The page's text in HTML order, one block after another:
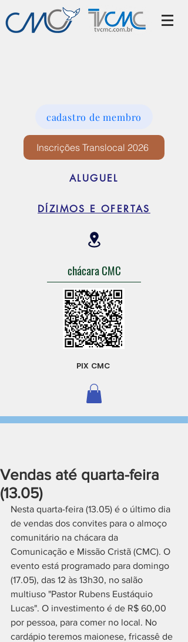
cadastro de membro
Inscrições Translocal 2026
ALUGUEL
DÍZIMOS E OFERTAS
chácara CMC
PIX CMC
Vendas até quarta-feira
(13.05)
Nesta quarta-feira (13.05) é o último dia
de vendas dos convites para o almoço
comunitário na chácara da
Comunicação e Missão Cristã (CMC). O
evento está programado para domingo
(17.05), das 12 às 13h30, no salão
multiuso "Pastor Rubens Eustáquio
Lucas". O investimento é de R$ 60,00
por pessoa, para comer no local. No
cardápio teremos maionese, fricassê de